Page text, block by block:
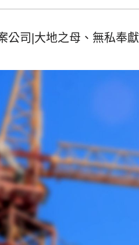
公司|大地之母、無私奉獻